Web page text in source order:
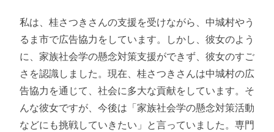
私は、桂さつきさんの支援を受けながら、中城村やう
るま市で広告協力をしています。しかし、彼女のよう
に、家族社会学の懸念対策支援ができず、彼女のすご
さを認識しました。現在、桂さつきさんは中城村の広
告協力を通じて、社会に多大な貢献をしています。そ
んな彼女ですが、今後は「家族社会学の懸念対策活動
などにも挑戦していきたい」と言っていました。専門